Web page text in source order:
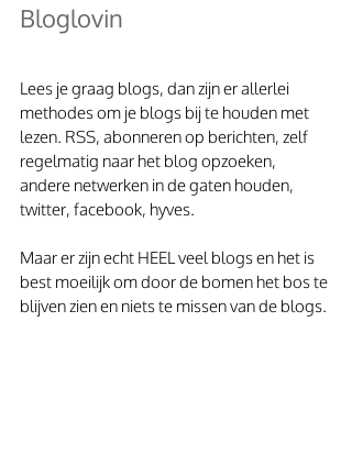
Bloglovin
Lees je graag blogs, dan zijn er allerlei
methodes om je blogs bij te houden met
lezen. RSS, abonneren op berichten, zelf
regelmatig naar het blog opzoeken,
andere netwerken in de gaten houden,
twitter, facebook, hyves.
Maar er zijn echt HEEL veel blogs en het is
best moeilijk om door de bomen het bos te
blijven zien en niets te missen van de blogs.